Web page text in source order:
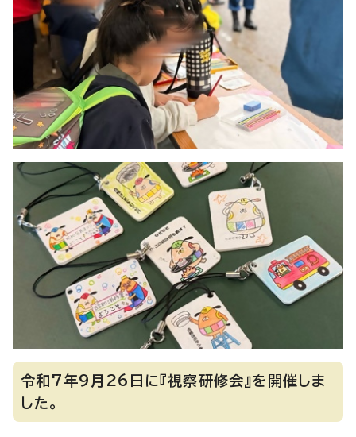
令和7年9月26日に『視察研修会』を開催しま
した。